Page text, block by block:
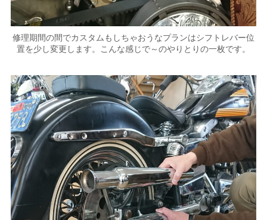
修理期間の間でカスタムもしちゃおうなプランはシフトレバー位
置を少し変更します。こんな感じで～のやりとりの一枚です。